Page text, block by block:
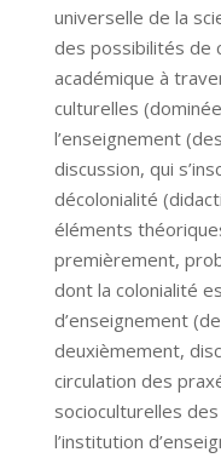
universelle de la
des possibilités de
académique à
culturelles
l’enseignement
discussion, qui
décolonialité
éléments
premièrement,
dont la colonialité
d’enseignement
deuxièmement,
circulation des
socioculturelles
l’institution